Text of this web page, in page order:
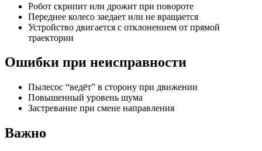
Робот скрипит или дрожит при повороте
Переднее колесо заедает или не вращается
Устройство двигается с отклонением от прямой
траектории
Ошибки при неисправности
Пылесос “ведёт” в сторону при движении
Повышенный уровень шума
Застревание при смене направления
Важно